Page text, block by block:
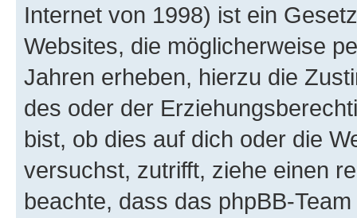
Internet von 1998) ist ein
Websites, die möglicherweise
Jahren erheben, hierzu die
des oder der
bist, ob dies auf dich oder die
versuchst, zutrifft, ziehe einen
beachte, dass das phpBB-